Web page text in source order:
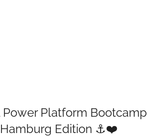
Power Platform Bootcamp
Edition ⚓❤️